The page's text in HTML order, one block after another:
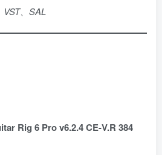
VST、SAL
Rig 6 Pro v6.2.4 CE-V.R 384